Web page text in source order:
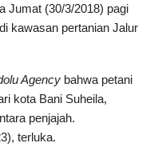
Jumat (30/3/2018) pagi
kawasan pertanian Jalur
Agency bahwa petani
kota Bani Suheila,
penjajah.
terluka.